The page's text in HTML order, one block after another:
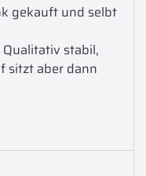
gekauft und selbt
stabil,
sitzt aber dann